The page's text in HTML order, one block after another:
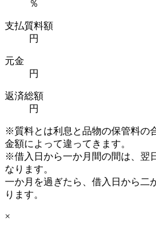
％
支払質料額
円
元金
円
返済総額
円
※質料とは利息と品物の保管料の
金額によって違ってきます。
※借入日から一か月間の間は、翌
なります。
一か月を過ぎたら、借入日から二
ります。
×